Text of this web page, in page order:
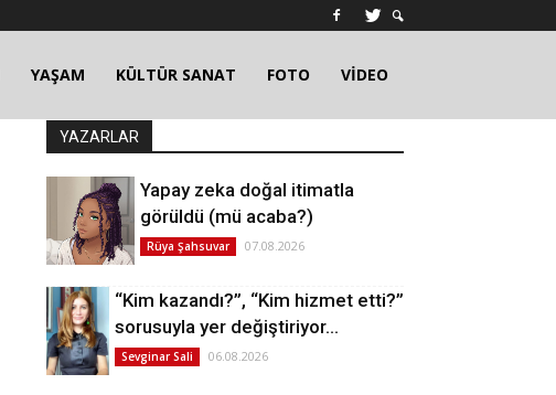
YAŞAM KÜLTÜR SANAT FOTO VİDEO
YAZARLAR
Yapay zeka doğal itimatla
görüldü (mü acaba?)
Rüya Şahsuvar 07.08.2026
“Kim kazandı?”, “Kim hizmet etti?”
sorusuyla yer değiştiriyor…
Sevginar Sali 06.08.2026